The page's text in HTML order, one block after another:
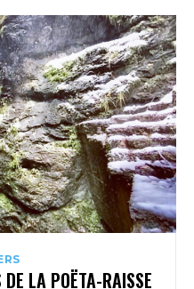
DE LA POËTA-RAISSE